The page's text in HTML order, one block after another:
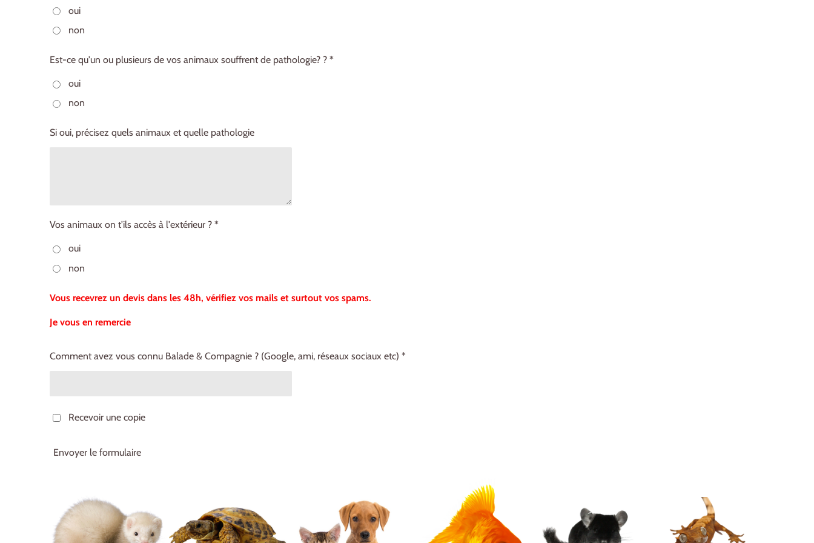
oui
non
Est-ce qu'un ou plusieurs de vos animaux souffrent de pathologie? ? *
oui
non
Si oui, précisez quels animaux et quelle pathologie
Vos animaux on t'ils accès à l'extérieur ? *
oui
non
Vous recevrez un devis dans les 48h, vérifiez vos mails et surtout vos spams.
Je vous en remercie
Comment avez vous connu Balade & Compagnie ? (Google, ami, réseaux sociaux etc) *
Recevoir une copie
Envoyer le formulaire